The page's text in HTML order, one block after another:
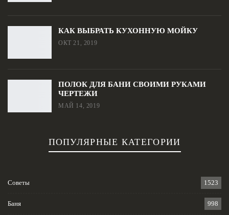
КАК ВЫБРАТЬ КУХОННУЮ МОЙКУ
ОКТ 21, 2019
ПОЛОК ДЛЯ БАНИ СВОИМИ РУКАМИ
ЧЕРТЕЖИ
МАЙ 14, 2019
ПОПУЛЯРНЫЕ КАТЕГОРИИ
Советы 1523
Баня 998